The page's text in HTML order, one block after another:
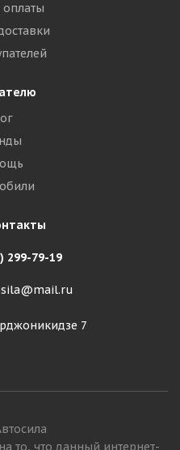
оплаты
299-79-19
7
то, что данный интернет-